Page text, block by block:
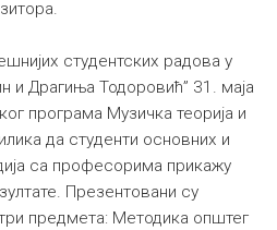
студентских радова у
и Драгиња Тодоровић” 31. маја
програма Музичка теорија и
да студенти основних и
са професорима прикажу
Презентовани су
предмета: Методика општег